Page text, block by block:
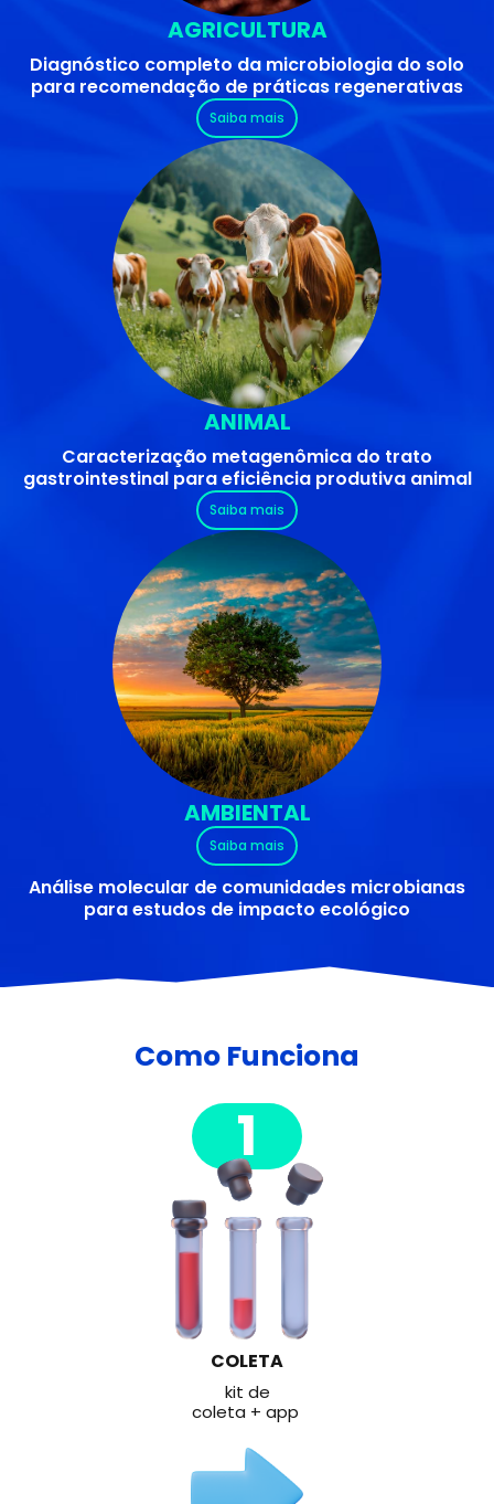
AGRICULTURA
Diagnóstico completo da microbiologia do solo
para recomendação de práticas regenerativas
Saiba mais
ANIMAL
Caracterização metagenômica do trato
gastrointestinal para eficiência produtiva animal
Saiba mais
AMBIENTAL
Saiba mais
Análise molecular de comunidades microbianas
para estudos de impacto ecológico
Como Funciona
1
COLETA
kit de
coleta + app